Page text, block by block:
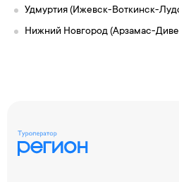
Удмуртия (Ижевск-Воткинск-
Нижний Новгород (Арзамас-